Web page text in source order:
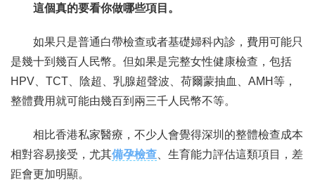
這個真的要看你做哪些項目。
如果只是普通白帶檢查或者基礎婦科內診，費用可能只
是幾十到幾百人民幣。但如果是完整女性健康檢查，包括
HPV、TCT、陰超、乳腺超聲波、荷爾蒙抽血、AMH等，
整體費用就可能由幾百到兩三千人民幣不等。
相比香港私家醫療，不少人會覺得深圳的整體檢查成本
相對容易接受，尤其備孕檢查 、生育能力評估這類項目，差
距會更加明顯。